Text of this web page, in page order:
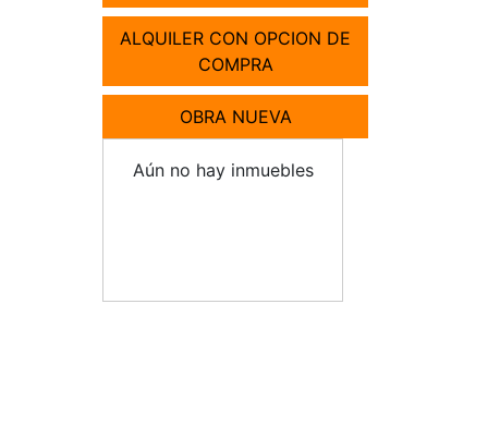
ALQUILER CON OPCION DE
COMPRA
OBRA NUEVA
Aún no hay inmuebles